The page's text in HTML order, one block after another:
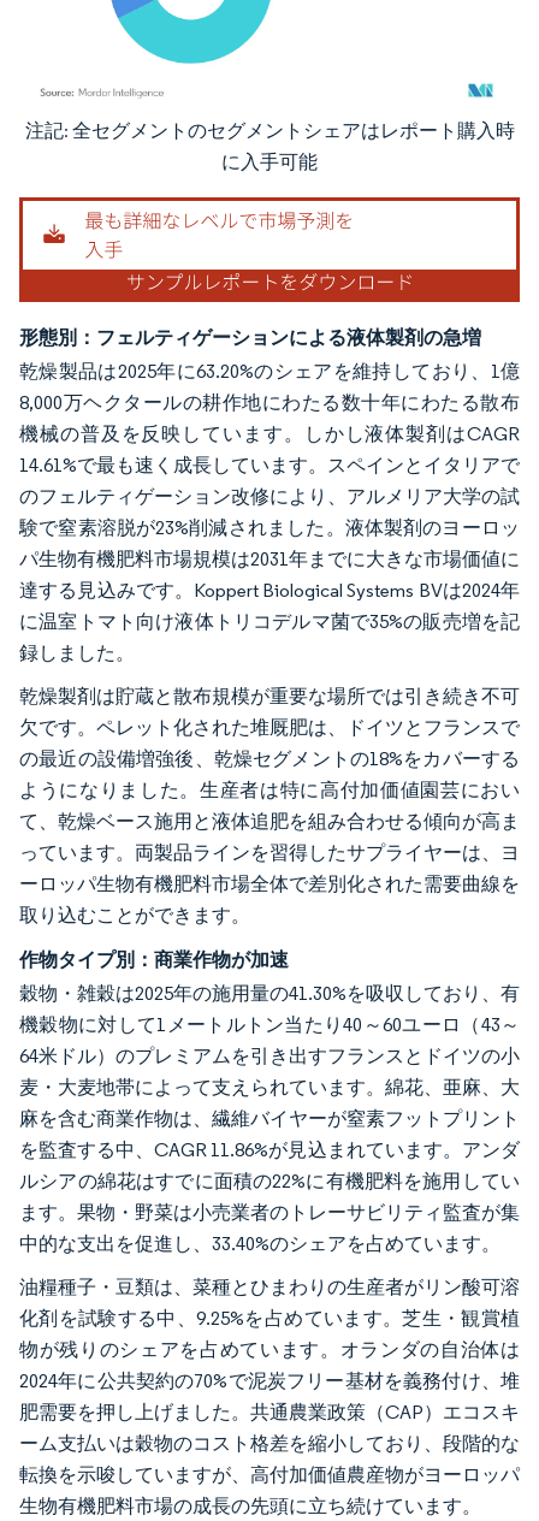
画像 © Mordor Intelligence。再利用にはCC BY 4.0の表示が必要です。
注記: 全セグメントのセグメントシェアはレポート購入時
に入手可能
形態別：フェルティゲーションによる液体製剤の急増
乾燥製品は2025年に63.20%のシェアを維持しており、1億
8,000万ヘクタールの耕作地にわたる数十年にわたる散布
機械の普及を反映しています。しかし液体製剤はCAGR
14.61%で最も速く成長しています。スペインとイタリアで
のフェルティゲーション改修により、アルメリア大学の試
験で窒素溶脱が23%削減されました。液体製剤のヨーロッ
パ生物有機肥料市場規模は2031年までに大きな市場価値に
達する見込みです。Koppert Biological Systems BVは2024年
に温室トマト向け液体トリコデルマ菌で35%の販売増を記
録しました。
乾燥製剤は貯蔵と散布規模が重要な場所では引き続き不可
欠です。ペレット化された堆厩肥は、ドイツとフランスで
の最近の設備増強後、乾燥セグメントの18%をカバーする
ようになりました。生産者は特に高付加価値園芸におい
て、乾燥ベース施用と液体追肥を組み合わせる傾向が高ま
っています。両製品ラインを習得したサプライヤーは、ヨ
ーロッパ生物有機肥料市場全体で差別化された需要曲線を
取り込むことができます。
作物タイプ別：商業作物が加速
穀物・雑穀は2025年の施用量の41.30%を吸収しており、有
機穀物に対して1メートルトン当たり40～60ユーロ（43～
64米ドル）のプレミアムを引き出すフランスとドイツの小
麦・大麦地帯によって支えられています。綿花、亜麻、大
麻を含む商業作物は、繊維バイヤーが窒素フットプリント
を監査する中、CAGR 11.86%が見込まれています。アンダ
ルシアの綿花はすでに面積の22%に有機肥料を施用してい
ます。果物・野菜は小売業者のトレーサビリティ監査が集
中的な支出を促進し、33.40%のシェアを占めています。
油糧種子・豆類は、菜種とひまわりの生産者がリン酸可溶
化剤を試験する中、9.25%を占めています。芝生・観賞植
物が残りのシェアを占めています。オランダの自治体は
2024年に公共契約の70%で泥炭フリー基材を義務付け、堆
肥需要を押し上げました。共通農業政策（CAP）エコスキ
ーム支払いは穀物のコスト格差を縮小しており、段階的な
転換を示唆していますが、高付加価値農産物がヨーロッパ
生物有機肥料市場の成長の先頭に立ち続けています。